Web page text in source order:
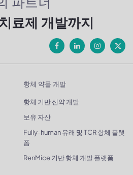
료제 개발까지
항체 약물 개발
항체 기반 신약 개발
보유 자산
Fully-human 유래 및 TCR 항체 플랫
폼
RenMice 기반 항체 개발 플랫폼